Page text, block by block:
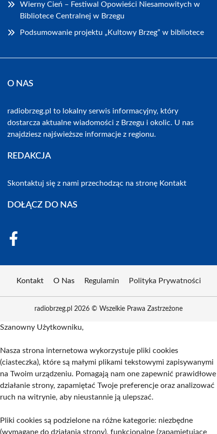
Wierny Cień – Festiwal Opowieści Niesamowitych w
Bibliotece Centralnej w Brzegu
Podsumowanie projektu „Kultowy Brzeg” w bibliotece
O NAS
radiobrzeg.pl to lokalny serwis informacyjny, który
dostarcza aktualne wiadomości z Brzegu i okolic. U nas
znajdziesz najświeższe informacje z regionu.
REDAKCJA
Skontaktuj się z nami przechodząc na stronę Kontakt
DOŁĄCZ DO NAS
Kontakt O Nas Regulamin Polityka Prywatności
radiobrzeg.pl 2026 © Wszelkie Prawa Zastrzeżone
Szanowny Użytkowniku,
Nasza strona internetowa wykorzystuje pliki cookies
(ciasteczka), które są małymi plikami tekstowymi zapisywanymi
na Twoim urządzeniu. Pomagają nam one zapewnić prawidłowe
działanie strony, zapamiętać Twoje preferencje oraz analizować
ruch na witrynie, aby nieustannie ją ulepszać.
Pliki cookies są podzielone na różne kategorie: niezbędne
(wymagane do działania strony), funkcjonalne (zapamiętujące